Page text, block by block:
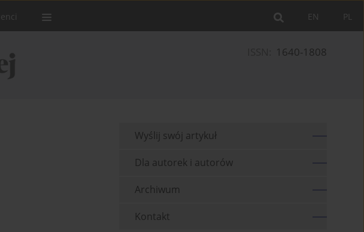
PL
EN
1640-1808
Wyślij swój artykuł
Dla autorek i autorów
Archiwum
Kontakt